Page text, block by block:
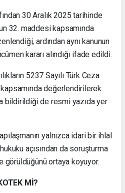
30 Aralık 2025 tarihinde
32. maddesi kapsamında
ardından aynı kanunun
kararı alındığı ifade edildi.
5237 Sayılı Türk Ceza
değerlendirilerek
bildirildiği de resmi yazıda yer
yalnızca idari bir ihlal
açısından da soruşturma
ortaya koyuyor.
Mİ?